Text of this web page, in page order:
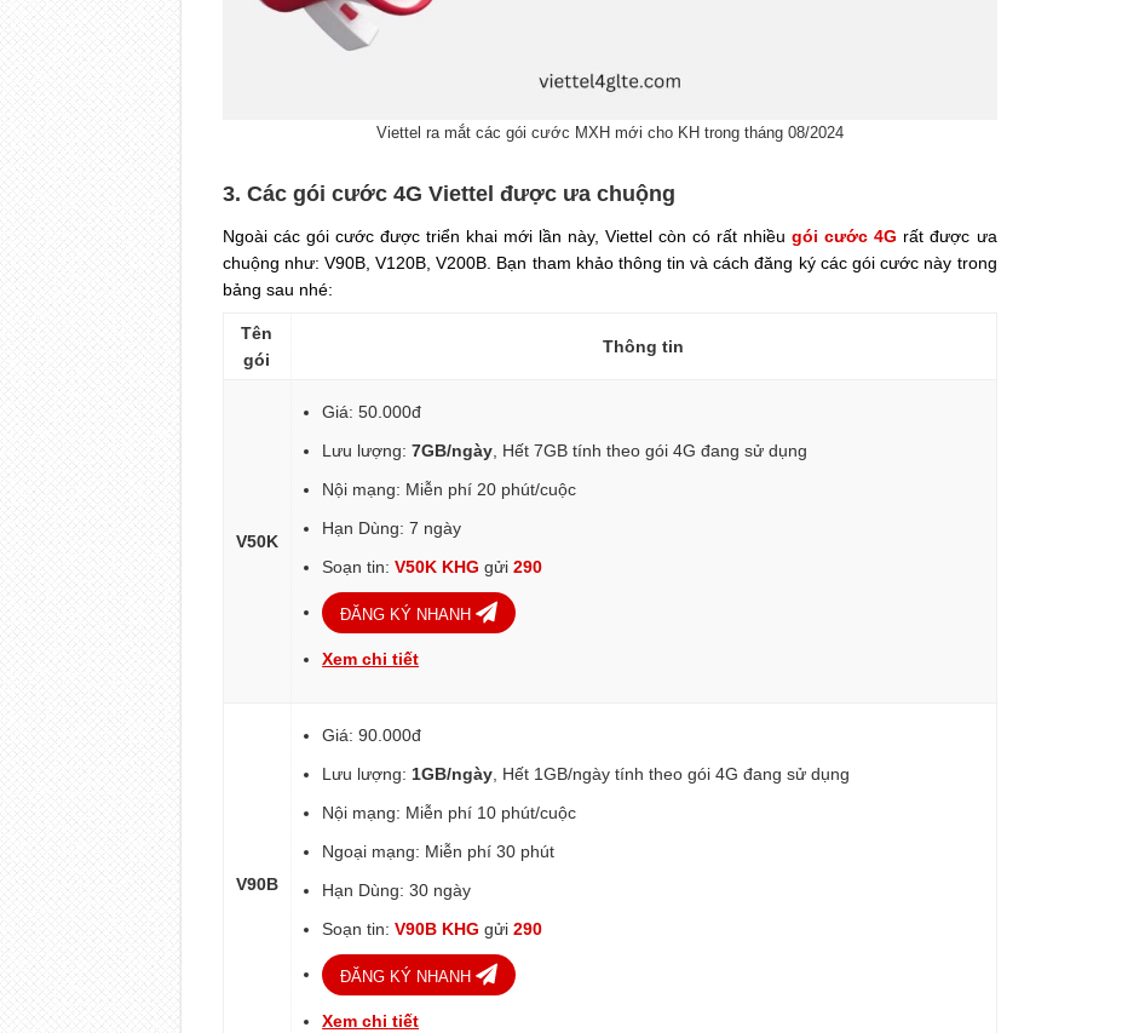
Viettel ra mắt các gói cước MXH mới cho KH trong tháng 08/2024
3. Các gói cước 4G Viettel được ưa chuộng
Ngoài các gói cước được triển khai mới lần này, Viettel còn có rất nhiềugói cước 4G rất được ưa
chuộng như: V90B, V120B, V200B. Bạn tham khảo thông tin và cách đăng ký các gói cước này trong
bảng sau nhé:
Tên
gói
Thông tin
V50K
Giá: 50.000đ
Lưu lượng:7GB/ngày, Hết 7GB tính theo gói 4G đang sử dụng
Nội mạng: Miễn phí 20 phút/cuộc
Hạn Dùng: 7 ngày
Soạn tin:V50K KHGgửi290
ĐĂNG KÝ NHANH
Xem chi tiết
V90B
Giá: 90.000đ
Lưu lượng:1GB/ngày, Hết 1GB/ngày tính theo gói 4G đang sử dụng
Nội mạng: Miễn phí 10 phút/cuộc
Ngoại mạng: Miễn phí 30 phút
Hạn Dùng: 30 ngày
Soạn tin:V90B KHGgửi290
ĐĂNG KÝ NHANH
Xem chi tiết